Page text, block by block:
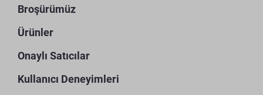
Broşürümüz
Ürünler
Onaylı Satıcılar
Kullanıcı Deneyimleri